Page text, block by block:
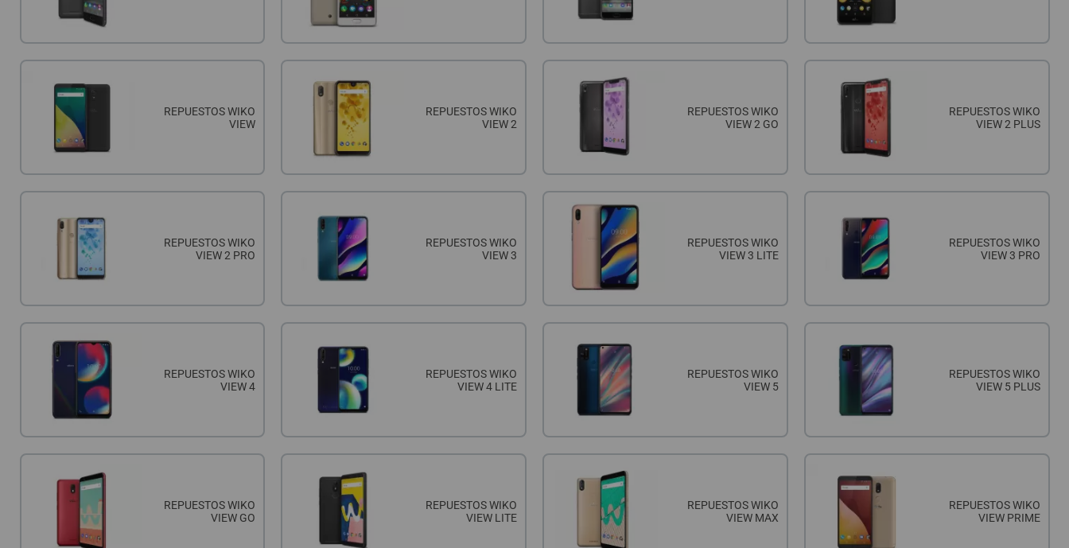
REPUESTOS WIKO
VIEW
REPUESTOS WIKO
VIEW 2
REPUESTOS WIKO
VIEW 2 GO
REPUESTOS WIKO
VIEW 2 PLUS
REPUESTOS WIKO
VIEW 2 PRO
REPUESTOS WIKO
VIEW 3
REPUESTOS WIKO
VIEW 3 LITE
REPUESTOS WIKO
VIEW 3 PRO
REPUESTOS WIKO
VIEW 4
REPUESTOS WIKO
VIEW 4 LITE
REPUESTOS WIKO
VIEW 5
REPUESTOS WIKO
VIEW 5 PLUS
REPUESTOS WIKO
VIEW GO
REPUESTOS WIKO
VIEW LITE
REPUESTOS WIKO
VIEW MAX
REPUESTOS WIKO
VIEW PRIME